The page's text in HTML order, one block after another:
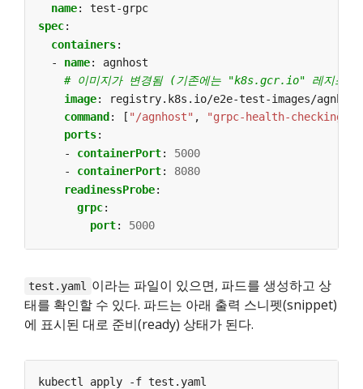
name:
test-grpc
spec:
containers:
- name:
agnhost
# 이미지가 변경됨 (기존에는 "k8s.gcr.io" 레지스트
image:
registry.k8s.io/e2e-test-images/
command : [ "/agnhost" , "grpc-health-checking"
ports:
- containerPort:
5000
- containerPort:
8080
readinessProbe:
grpc:
port: 5000
test.yaml
이라는 파일이 있으면, 파드를 생성하고 상
태를 확인할 수 있다. 파드는 아래 출력 스니펫(snippet)
에 표시된 대로 준비(ready) 상태가 된다.